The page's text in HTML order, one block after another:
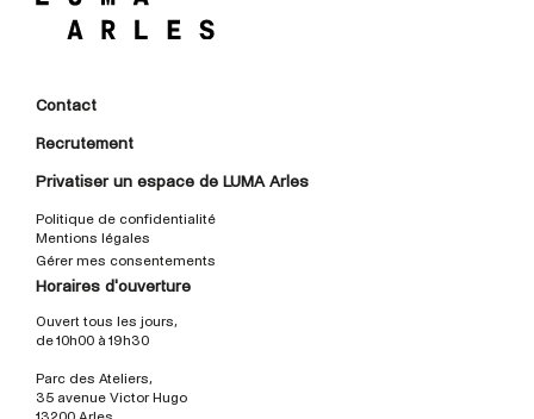
Contact
Recrutement
Privatiser un espace de LUMA Arles
Politique de confidentialité
Mentions légales
Gérer mes consentements
Horaires d'ouverture
Ouvert tous les jours,
de 10h00 à 19h30
Parc des Ateliers,
35 avenue Victor Hugo